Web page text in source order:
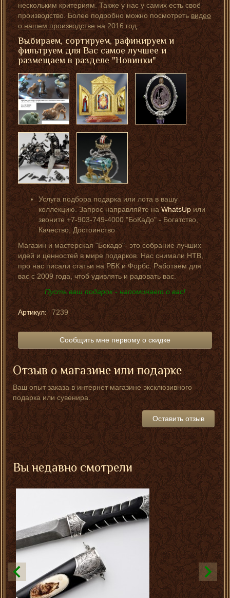
нескольким критериям. Также у нас у самих есть своё
производство. Более подробно можно посмотретьвидео
о нашем производстве на 2016 год.
Выбираем, сортируем, рафинируем и
фильтруем для Вас самое лучшее и
размещаем в разделе "Новинки"
Услуга подбора подарка или лота в вашу
коллекцию. Запрос направляйте наWhatsUp или
звоните +7-903-749-4000 "БоКаДо" - Богатство,
Качество, Достоинство
Магазин и мастерская "Бокадо"- это собрание лучших
идей и ценностей в мире подарков. Нас снимали НТВ,
про нас писали статьи на РБК и Форбс. Работаем для
вас с 2009 года, чтоб удивлять и радовать вас.
Пусть ваш подарок - напоминает о вас!
Артикул: 7239
Сообщить мне первому о скидке
Отзыв о магазине или подарке
Ваш опыт заказа в интернет магазине эксклюзивного
подарка или сувенира.
Оставить отзыв
Вы недавно смотрели